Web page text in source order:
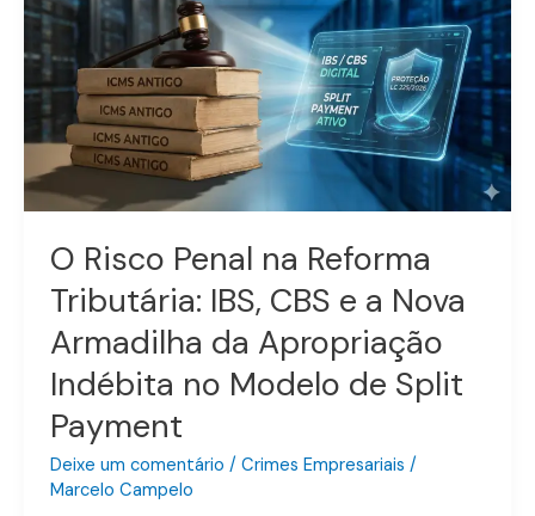
O Risco Penal na Reforma
Tributária: IBS, CBS e a Nova
Armadilha da Apropriação
Indébita no Modelo de Split
Payment
Deixe um comentário / Crimes Empresariais /
Marcelo Campelo
Penal
na
Reforma
Tributária:
IBS,
CBS
e
a
Nova
Armadilha
Apropriação
Indébita
no
Modelo
Split
Payment